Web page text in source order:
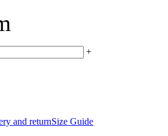
+
and returnSize Guide